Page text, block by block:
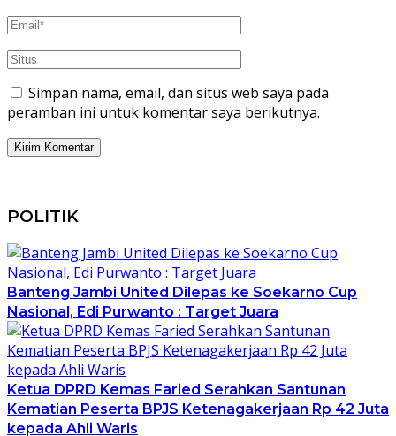
Simpan nama, email, dan situs web saya pada
peramban ini untuk komentar saya berikutnya.
POLITIK
Banteng Jambi United Dilepas ke Soekarno Cup
Nasional, Edi Purwanto : Target Juara
Ketua DPRD Kemas Faried Serahkan Santunan
Kematian Peserta BPJS Ketenagakerjaan Rp 42 Juta
kepada Ahli Waris